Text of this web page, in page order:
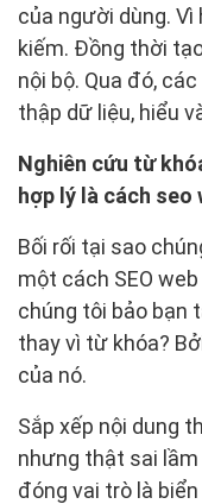
của người dùng.
kiếm. Đồng thời
nội bộ. Qua đó,
thập dữ liệu, hiểu
Nghiên cứu từ
hợp lý là cách seo
Bối rối tại sao
một cách SEO
chúng tôi bảo bạn
thay vì từ khóa?
của nó.
Sắp xếp nội dung
nhưng thật sai lầm
đóng vai trò là